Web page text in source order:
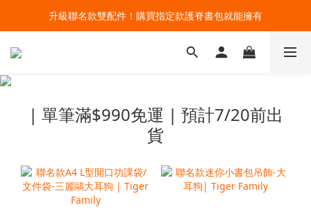
🔥今夏最夯 Pokémon 寶可夢書包現貨熱賣中！開心迎接新學期！
升級聯名款雙配件！購買指定款護脊書包就能擁有
🔥今夏最夯 Pokémon 寶可夢書包現貨熱賣中！開心迎接新學期！
| 單筆滿$990免運 | 預計7/20前出
貨